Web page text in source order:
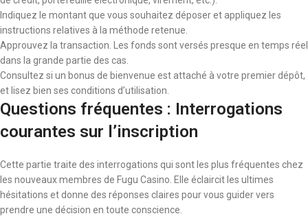
Indiquez le montant que vous souhaitez déposer et appliquez les
instructions relatives à la méthode retenue.
Approuvez la transaction. Les fonds sont versés presque en temps réel
dans la grande partie des cas.
Consultez si un bonus de bienvenue est attaché à votre premier dépôt,
et lisez bien ses conditions d’utilisation.
Questions fréquentes : Interrogations
courantes sur l’inscription
Cette partie traite des interrogations qui sont les plus fréquentes chez
les nouveaux membres de Fugu Casino. Elle éclaircit les ultimes
hésitations et donne des réponses claires pour vous guider vers
prendre une décision en toute conscience.